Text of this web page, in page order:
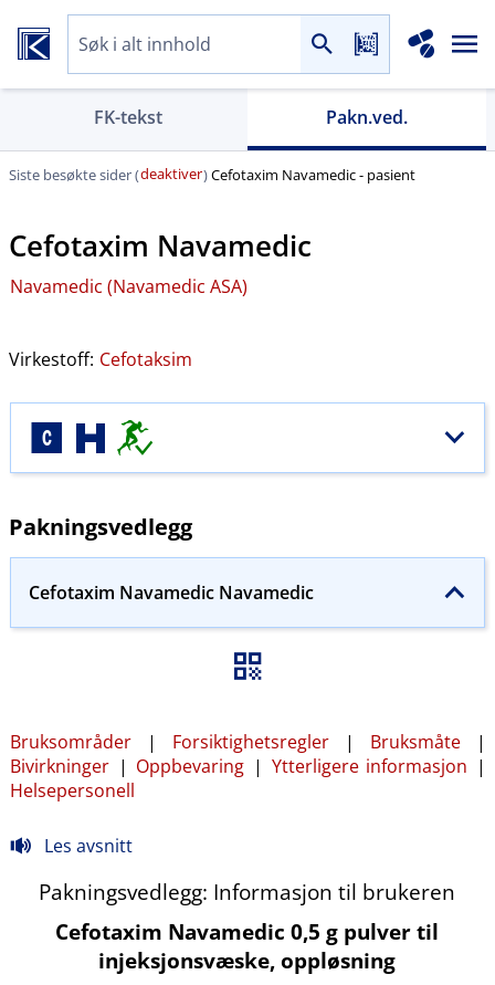
FK-tekst Pakn.ved.
Siste besøkte sider (deaktiver)Cefotaxim Navamedic - pasient
Cefotaxim Navamedic
Navamedic (Navamedic ASA)
Virkestoff: Cefotaksim
Pakningsvedlegg
Cefotaxim Navamedic Navamedic
Bruksområder | Forsiktighetsregler | Bruksmåte |
Bivirkninger | Oppbevaring | Ytterligere informasjon |
Helsepersonell
Les avsnitt
Pakningsvedlegg: Informasjon til brukeren
Cefotaxim Navamedic 0,5 g pulver til
injeksjonsvæske, oppløsning